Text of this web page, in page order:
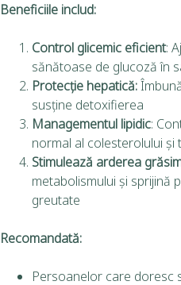
Beneficiile includ:
Control glicemic eficient:
sănătoase de glucoză în
Protecție hepatică:
susține detoxifierea
Managementul lipidic:
normal al colesterolului și
Stimulează arderea
metabolismului și sprijină
greutate
Recomandată:
Persoanelor care doresc